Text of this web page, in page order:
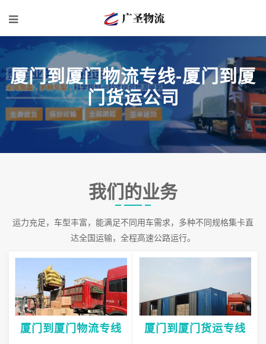
厦门到厦门物流专线-厦门到厦
门货运公司
我们的业务
运力充足，车型丰富，能满足不同用车需求，多种不同规格集卡直
达全国运输，全程高速公路运行。
厦门到厦门物流专线 厦门到厦门货运专线